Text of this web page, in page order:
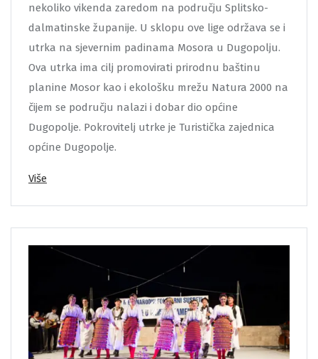
nekoliko vikenda zaredom na području Splitsko-
dalmatinske županije. U sklopu ove lige održava se i
utrka na sjevernim padinama Mosora u Dugopolju.
Ova utrka ima cilj promovirati prirodnu baštinu
planine Mosor kao i ekološku mrežu Natura 2000 na
čijem se području nalazi i dobar dio općine
Dugopolje. Pokrovitelj utrke je Turistička zajednica
općine Dugopolje.
Više